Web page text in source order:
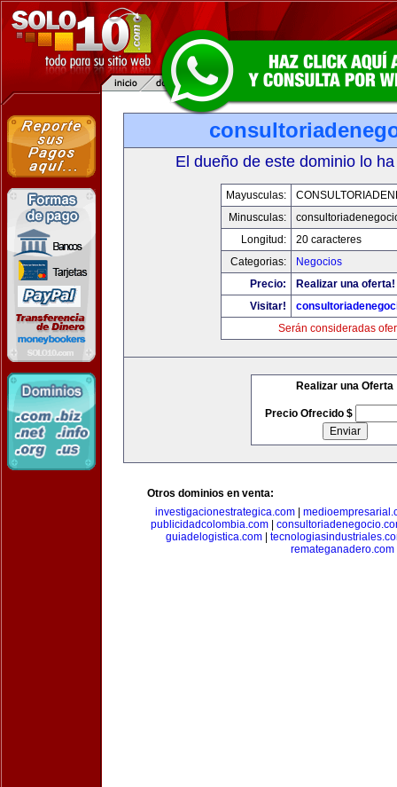
El dueño de este dominio lo
Mayusculas:
Minusculas:
Longitud:
20 caracteres
Categorias:
Negocios
Precio:
Realizar una oferta!
Visitar!
Serán consideradas
Realizar una Oferta
Precio Ofrecido $
Otros dominios en venta:
investigacionestrategica.com
publicidadcolombia.com|
guiadelogistica.com|
remateganadero.com